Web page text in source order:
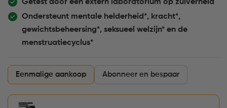
Getest door een extern laboratorium op zuiverheid
Ondersteunt mentale helderheid*, kracht*,
gewichtsbeheersing*, seksueel welzijn* en de
menstruatiecyclus*
Eenmalige aankoop Abonneer en bespaar